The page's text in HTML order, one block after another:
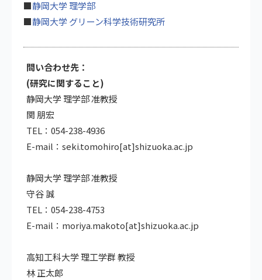
■静岡大学 理学部
■静岡大学 グリーン科学技術研究所
問い合わせ先：
(研究に関すること)
静岡大学 理学部 准教授
関 朋宏
TEL：054-238-4936
E-mail：seki.tomohiro[at]shizuoka.ac.jp
静岡大学 理学部 准教授
守谷 誠
TEL：054-238-4753
E-mail：moriya.makoto[at]shizuoka.ac.jp
高知工科大学 理工学群 教授
林 正太郎